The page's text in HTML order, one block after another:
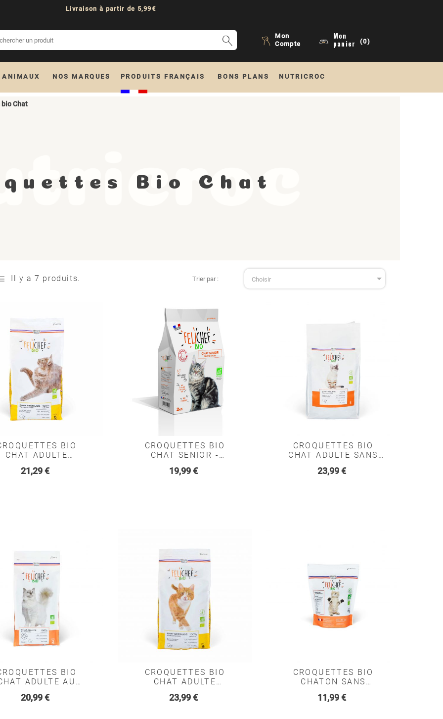
Livraison à partir de 5,99€
Mon
Compte
Mon
panier
(0)
ANIMAUX NOS MARQUES PRODUITS FRANÇAIS BONS PLANS NUTRICROC
Bio Chat
Chat
Il y a 7 produits. Trier par : Choisir 
BIO
CHAT ADULTE
Prix
21,29 €
CROQUETTES BIO
CHAT SENIOR -
Prix
19,99 €
CROQUETTES BIO
CHAT ADULTE SANS
Prix
23,99 €
BIO
ADULTE AU
Prix
20,99 €
CROQUETTES BIO
CHAT ADULTE
CEREALES - FELICHEF
Prix
23,99 €
CROQUETTES BIO
CHATON SANS
Prix
11,99 €